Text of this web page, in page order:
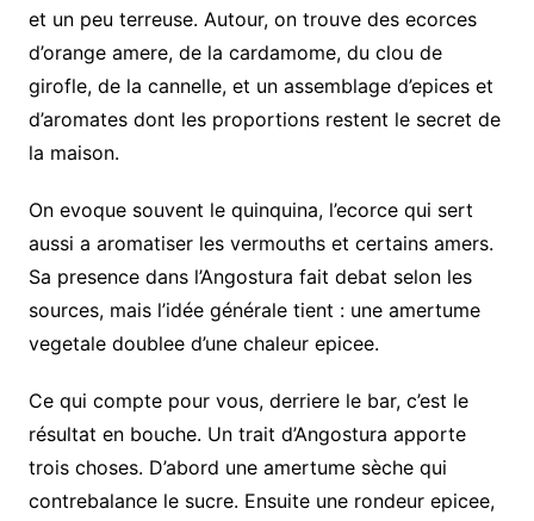
et un peu terreuse. Autour, on trouve des ecorces
d’orange amere, de la cardamome, du clou de
girofle, de la cannelle, et un assemblage d’epices et
d’aromates dont les proportions restent le secret de
la maison.
On evoque souvent le quinquina, l’ecorce qui sert
aussi a aromatiser les vermouths et certains amers.
Sa presence dans l’Angostura fait debat selon les
sources, mais l’idée générale tient : une amertume
vegetale doublee d’une chaleur epicee.
Ce qui compte pour vous, derriere le bar, c’est le
résultat en bouche. Un trait d’Angostura apporte
trois choses. D’abord une amertume sèche qui
contrebalance le sucre. Ensuite une rondeur epicee,